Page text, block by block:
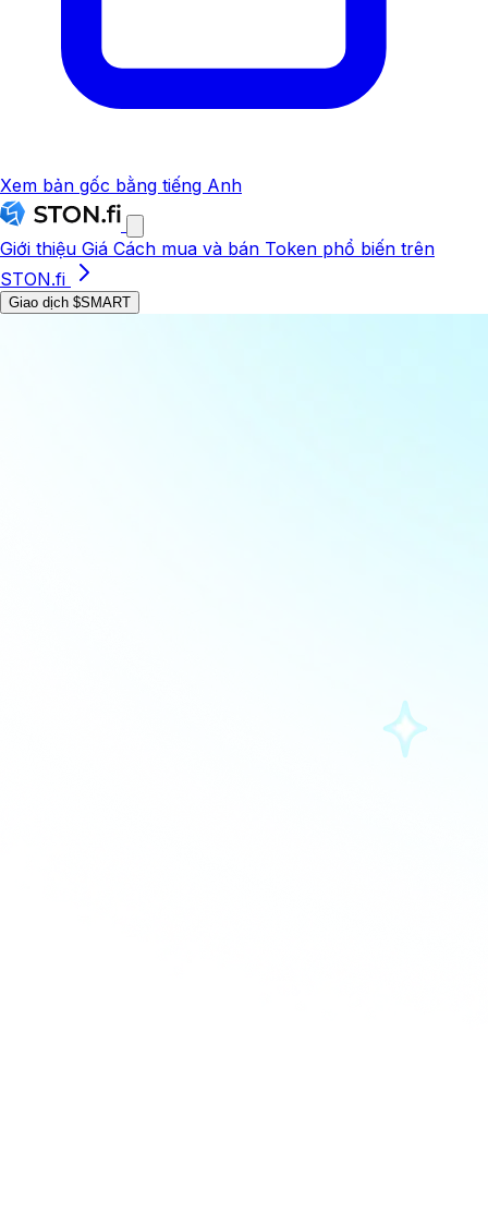
Xem bản gốc bằng tiếng Anh
Giới thiệu Giá Cách mua và bán Token phổ biến trên
STON.fi
Giao dịch $SMART